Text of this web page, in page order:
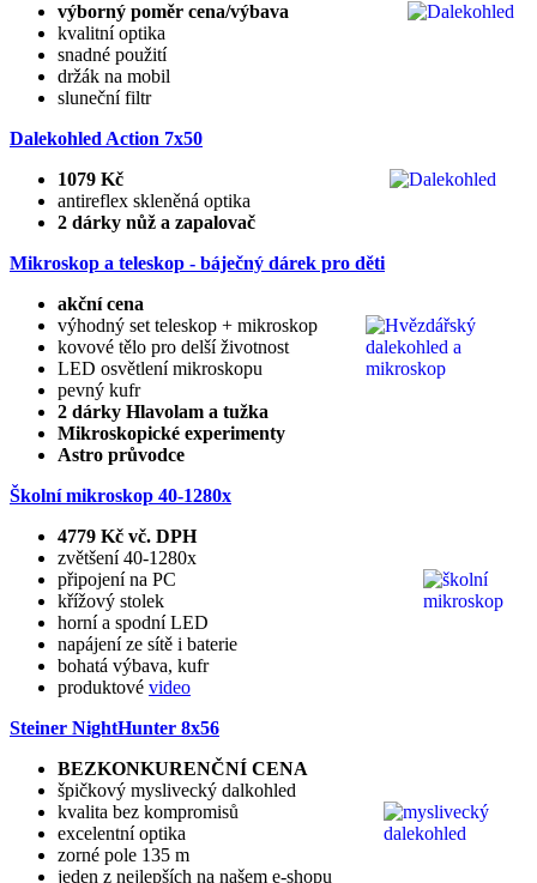
výborný poměr cena/výbava
kvalitní optika
snadné použití
držák na mobil
sluneční filtr
Dalekohled Action 7x50
1079 Kč
antireflex skleněná optika
2 dárky nůž a zapalovač
Mikroskop a teleskop - báječný dárek pro děti
akční cena
výhodný set teleskop + mikroskop
kovové tělo pro delší životnost
LED osvětlení mikroskopu
pevný kufr
2 dárky Hlavolam a tužka
Mikroskopické experimenty
Astro průvodce
Školní mikroskop 40-1280x
4779 Kč vč. DPH
zvětšení 40-1280x
připojení na PC
křížový stolek
horní a spodní LED
napájení ze sítě i baterie
bohatá výbava, kufr
produktové video
Steiner NightHunter 8x56
BEZKONKURENČNÍ CENA
špičkový myslivecký dalkohled
kvalita bez kompromisů
excelentní optika
zorné pole 135 m
jeden z nejlepších na našem e-shopu